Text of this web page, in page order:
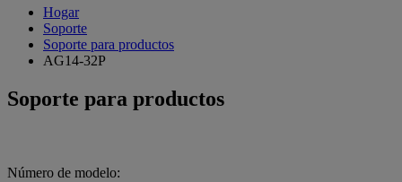
Hogar
Soporte
Soporte para productos
AG14-32P
Soporte para productos
Número de modelo: